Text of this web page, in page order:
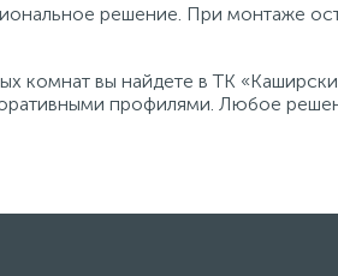
решение. При монтаже
комнат вы найдете в ТК
профилями. Любое